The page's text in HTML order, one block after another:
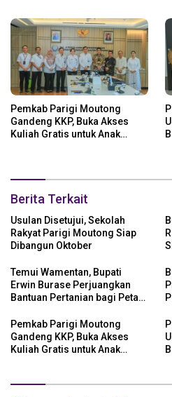
Pemkab Parigi Moutong
Gandeng KKP, Buka Akses
Kuliah Gratis untuk Anak
Berita Terkait
Usulan Disetujui, Sekolah
Rakyat Parigi Moutong Siap
Dibangun Oktober
Temui Wamentan, Bupati
Erwin Burase Perjuangkan
Bantuan Pertanian bagi Petani
Pemkab Parigi Moutong
Gandeng KKP, Buka Akses
Kuliah Gratis untuk Anak